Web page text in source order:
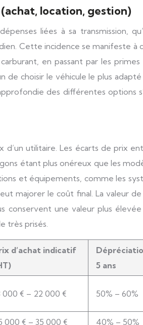
location, gestion)
liées à sa transmission,
Cette incidence se manifeste à
en passant par les primes
de choisir le véhicule le plus
des différentes options
d’un utilitaire. Les écarts de prix
étant plus onéreux que les
et équipements, comme les
majorer le coût final. La valeur
conservent une valeur plus
très prisés.
d’achat indicatif
5 ans
000 € – 22 000 € 50% – 60%
000 € – 35 000 € 40% – 50%